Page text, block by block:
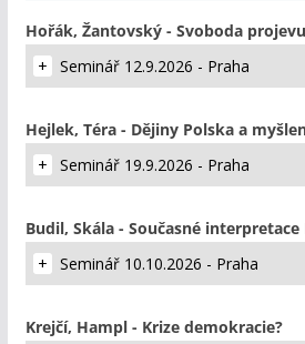
Hořák, Žantovský - Svoboda
Seminář 12.9.2026 - Praha
Hejlek, Téra - Dějiny Polska a
Seminář 19.9.2026 - Praha
Budil, Skála - Současné interpretace
Seminář 10.10.2026 - Praha
Krejčí, Hampl - Krize demokracie?